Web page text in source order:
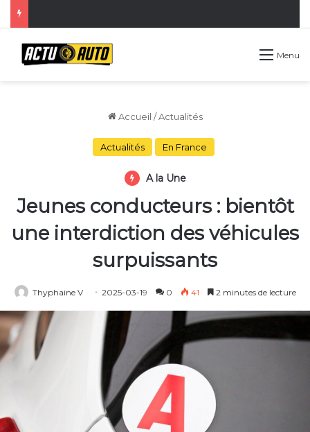
Menu
Accueil / Actualités
Actualités En France
A la Une
Jeunes conducteurs : bientôt
une interdiction des véhicules
surpuissants
Thyphaine V 2025-03-19 0 41 2 minutes de lecture